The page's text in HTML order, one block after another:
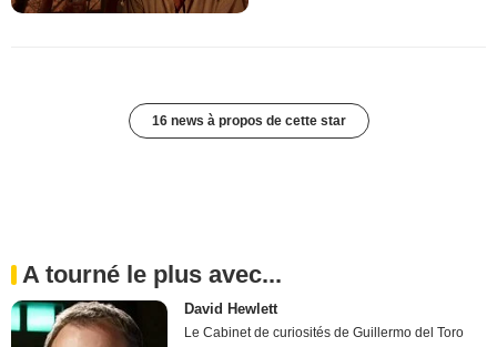
16 news à propos de cette star
A tourné le plus avec...
David Hewlett
Le Cabinet de curiosités de Guillermo del Toro